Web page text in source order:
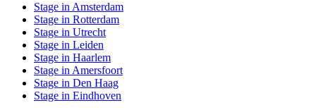
Stage in Amsterdam
Stage in Rotterdam
Stage in Utrecht
Stage in Leiden
Stage in Haarlem
Stage in Amersfoort
Stage in Den Haag
Stage in Eindhoven